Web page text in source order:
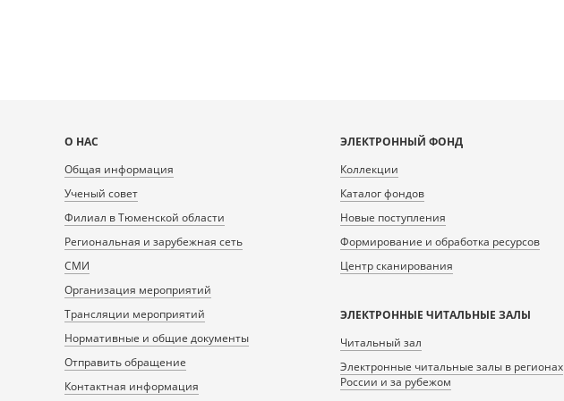
Карта
сайта
О НАС
Общая информация
Ученый совет
Филиал в Тюменской области
Региональная и зарубежная сеть
СМИ
Организация мероприятий
Трансляции мероприятий
Нормативные и общие документы
Отправить обращение
Контактная информация
ЭЛЕКТРОННЫЙ ФОНД
Коллекции
Каталог фондов
Новые поступления
Формирование и обработка ресурсов
Центр сканирования
ЭЛЕКТРОННЫЕ ЧИТАЛЬНЫЕ ЗАЛЫ
Читальный зал
Электронные читальные залы в регионах
России и за рубежом